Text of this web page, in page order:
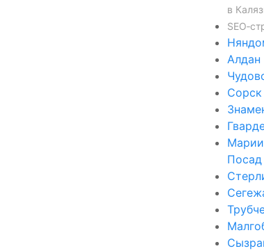
в
Алдан
Сорск
Посад